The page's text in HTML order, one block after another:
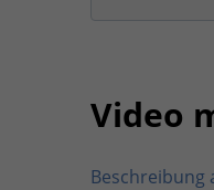
Video
Beschreibung